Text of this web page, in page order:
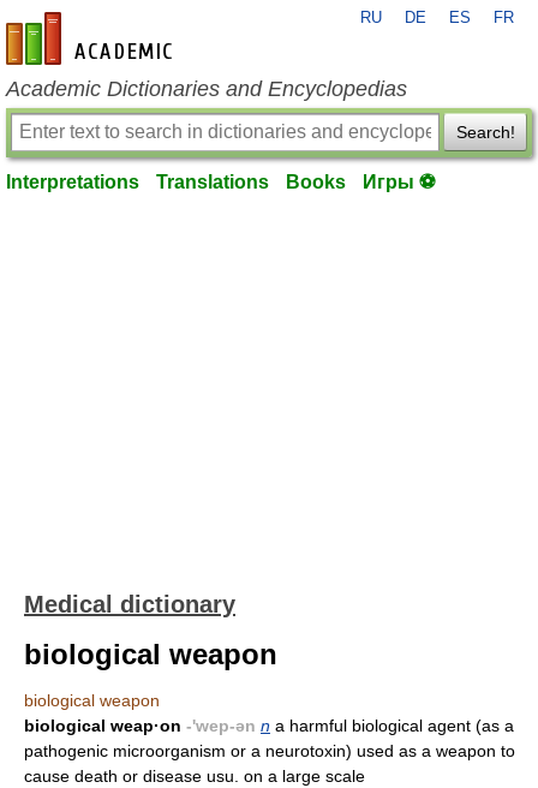
en-academic.com
RU DE ES FR
Academic Dictionaries and Encyclopedias
Search!
Interpretations Translations Books Игры ⚽
Medical dictionary
biological weapon
biological weapon
biological weap·on -'wep-ən n a harmful biological agent (as a
pathogenic microorganism or a neurotoxin) used as a weapon to
cause death or disease usu. on a large scale